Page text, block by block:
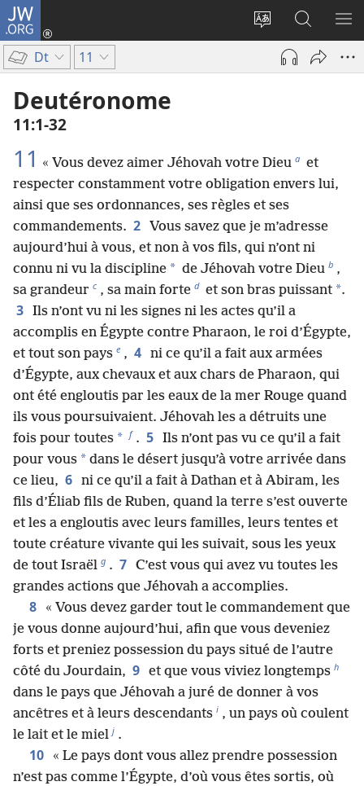
JW.ORG
Changer
langue
Se
connecter
sur
JW.ORG
Dt 11
Deutéronome
11​:​1-32
11 « Vous devez aimer Jéhovah votre Dieu a et
respecter constamment votre obligation envers lui,
ainsi que ses ordonnances, ses règles et ses
commandements. 2 Vous savez que je m’adresse
aujourd’hui à vous, et non à vos fils, qui n’ont ni
connu ni vu la discipline * de Jéhovah votre Dieu b ,
sa grandeur c , sa main forte d et son bras puissant *.
3 Ils n’ont vu ni les signes ni les actes qu’il a
accomplis en Égypte contre Pharaon, le roi d’Égypte,
et tout son pays e , 4 ni ce qu’il a fait aux armées
d’Égypte, aux chevaux et aux chars de Pharaon, qui
ont été engloutis par les eaux de la mer Rouge quand
ils vous poursuivaient. Jéhovah les a détruits une
fois pour toutes * f . 5 Ils n’ont pas vu ce qu’il a fait
pour vous * dans le désert jusqu’à votre arrivée dans
ce lieu, 6 ni ce qu’il a fait à Dathan et à Abiram, les
fils d’Éliab fils de Ruben, quand la terre s’est ouverte
et les a engloutis avec leurs familles, leurs tentes et
toute créature vivante qui les suivait, sous les yeux
de tout Israël g . 7 C’est vous qui avez vu toutes les
grandes actions que Jéhovah a accomplies.
8
« Vous devez garder tout le commandement que
je vous donne aujourd’hui, afin que vous deveniez
forts et preniez possession du pays situé de l’autre
côté du Jourdain, 9 et que vous viviez longtemps h
dans le pays que Jéhovah a juré de donner à vos
ancêtres et à leurs descendants i , un pays où coulent
le lait et le miel j .
10
« Le pays dont vous allez prendre possession
n’est pas comme l’Égypte, d’où vous êtes sortis, où